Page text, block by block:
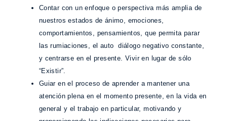
Contar con un enfoque o perspectiva más amplia de
nuestros estados de ánimo, emociones,
comportamientos, pensamientos, que permita parar
las rumiaciones, el auto diálogo negativo constante,
y centrarse en el presente. Vivir en lugar de sólo
“Existir”.
Guiar en el proceso de aprender a mantener una
atención plena en el momento presente, en la vida en
general y el trabajo en particular, motivando y